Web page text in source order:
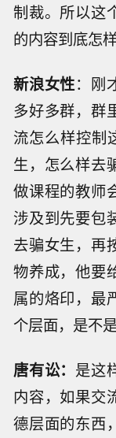
制裁。所以这
的内容到底怎样
新浪女性：刚
多好多群，群
流怎么样控制
生，怎么样去
做课程的教师
涉及到先要包
去骗女生，再
物养成，他要
属的烙印，最
个层面，是不
唐有讼： 是这
内容，如果交
德层面的东西